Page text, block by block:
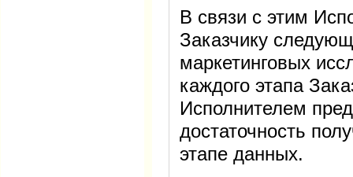
В связи с этим
Заказчику
маркетинговых
каждого этапа
Исполнителем
достаточность
этапе данных.